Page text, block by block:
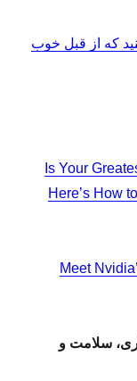
که از قبل خوب
Is Your
Here’s How
Meet
سلامت و